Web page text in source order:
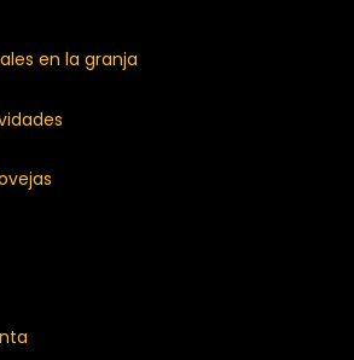
en la granja